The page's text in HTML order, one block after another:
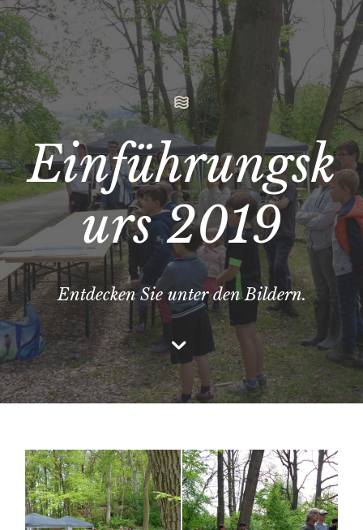
Einführungsk
urs 2019
Entdecken Sie unter den Bildern.